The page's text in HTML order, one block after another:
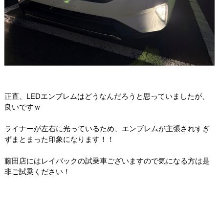
正直、LEDエンブレムはどうなんだろうと思っていましたが、
良いですｗ
ライナーが左右に光っているため、エンブレムが主張されすぎ
ずまとまった印象になります！！
藤田店にはレイバックの試乗車ございますので気になる方は是
非ご試乗ください！